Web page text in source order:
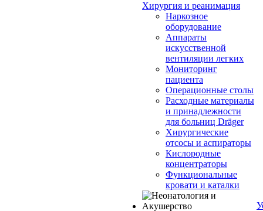
Хирургия и реанимация
Наркозное
оборудование
Аппараты
искусственной
вентиляции легких
Мониторинг
пациента
Операционные столы
Расходные материалы
и принадлежности
для больниц Dräger
Хирургические
отсосы и аспираторы
Кислородные
концентраторы
Функциональные
кровати и каталки